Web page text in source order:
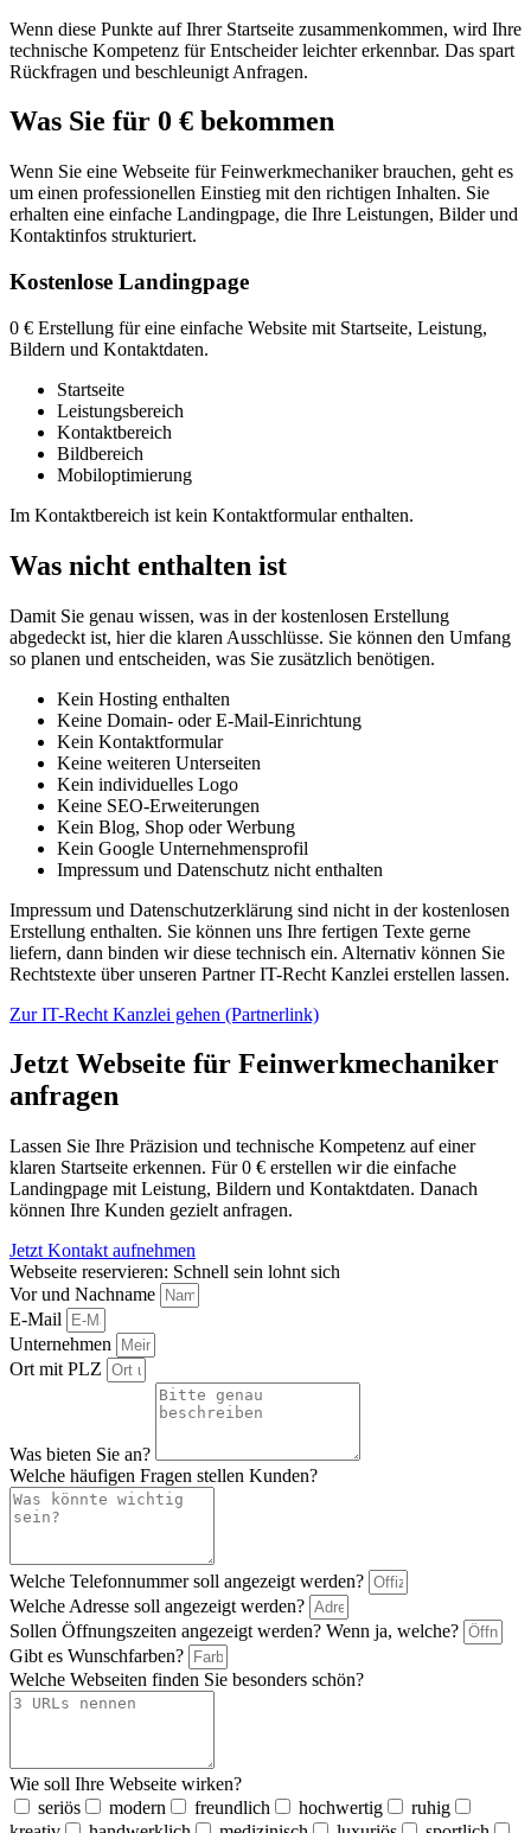
Wenn diese Punkte auf Ihrer Startseite zusammenkommen, wird Ihre
technische Kompetenz für Entscheider leichter erkennbar. Das spart
Rückfragen und beschleunigt Anfragen.
Was Sie für 0 € bekommen
Wenn Sie eine Webseite für Feinwerkmechaniker brauchen, geht es
um einen professionellen Einstieg mit den richtigen Inhalten. Sie
erhalten eine einfache Landingpage, die Ihre Leistungen, Bilder und
Kontaktinfos strukturiert.
Kostenlose Landingpage
0 € Erstellung für eine einfache Website mit Startseite, Leistung,
Bildern und Kontaktdaten.
Startseite
Leistungsbereich
Kontaktbereich
Bildbereich
Mobiloptimierung
Im Kontaktbereich ist kein Kontaktformular enthalten.
Was nicht enthalten ist
Damit Sie genau wissen, was in der kostenlosen Erstellung
abgedeckt ist, hier die klaren Ausschlüsse. Sie können den Umfang
so planen und entscheiden, was Sie zusätzlich benötigen.
Kein Hosting enthalten
Keine Domain- oder E-Mail-Einrichtung
Kein Kontaktformular
Keine weiteren Unterseiten
Kein individuelles Logo
Keine SEO-Erweiterungen
Kein Blog, Shop oder Werbung
Kein Google Unternehmensprofil
Impressum und Datenschutz nicht enthalten
Impressum und Datenschutzerklärung sind nicht in der kostenlosen
Erstellung enthalten. Sie können uns Ihre fertigen Texte gerne
liefern, dann binden wir diese technisch ein. Alternativ können Sie
Rechtstexte über unseren Partner IT-Recht Kanzlei erstellen lassen.
Zur IT-Recht Kanzlei gehen (Partnerlink)
Jetzt Webseite für Feinwerkmechaniker
anfragen
Lassen Sie Ihre Präzision und technische Kompetenz auf einer
klaren Startseite erkennen. Für 0 € erstellen wir die einfache
Landingpage mit Leistung, Bildern und Kontaktdaten. Danach
können Ihre Kunden gezielt anfragen.
Jetzt Kontakt aufnehmen
Webseite reservieren: Schnell sein lohnt sich
Vor und Nachname
E-Mail
Unternehmen
Ort mit PLZ
Was bieten Sie an?
Welche häufigen Fragen stellen Kunden?
Welche Telefonnummer soll angezeigt werden?
Welche Adresse soll angezeigt werden?
Sollen Öffnungszeiten angezeigt werden? Wenn ja, welche?
Gibt es Wunschfarben?
Welche Webseiten finden Sie besonders schön?
Wie soll Ihre Webseite wirken?
seriös
modern freundlich hochwertig
ruhig